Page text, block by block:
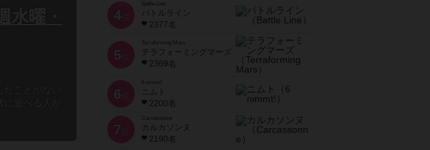
曜・
4位
Battle Line
バトルライン
2377名
5 位
Terraforming Mars
テラフォーミングマーズ
2369名
6 位
ニムト
2200名
7 位
Carcassonne
カルカソンヌ
2190名